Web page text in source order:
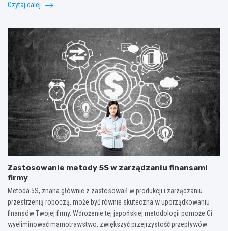
Czytaj dalej
Zastosowanie metody 5S w zarządzaniu finansami
firmy
Metoda 5S, znana głównie z zastosowań w produkcji i zarządzaniu
przestrzenią roboczą, może być równie skuteczna w uporządkowaniu
finansów Twojej firmy. Wdrożenie tej japońskiej metodologii pomoże Ci
wyeliminować marnotrawstwo, zwiększyć przejrzystość przepływów